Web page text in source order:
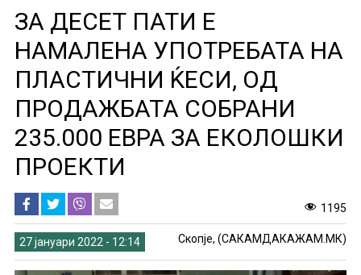
ЗА ДЕСЕТ ПАТИ Е
НАМАЛЕНА УПОТРЕБАТА НА
ПЛАСТИЧНИ ЌЕСИ, ОД
ПРОДАЖБАТА СОБРАНИ
235.000 ЕВРА ЗА ЕКОЛОШКИ
ПРОЕКТИ
1195
27 јануари 2022 - 12:14 Скопје, (САКАМДАКАЖАМ.МК)